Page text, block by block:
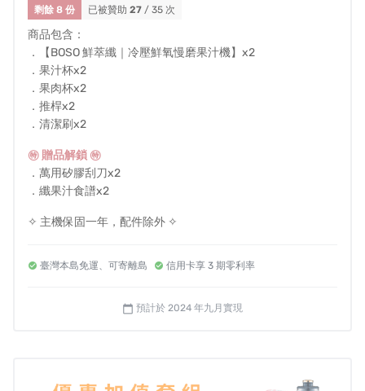
剩餘 8 份 已被贊助 27 / 35 次
商品包含：
．【BOSO 鮮萃纖｜冷壓鮮氧慢磨果汁機】x2
．果汁杯x2
．果肉杯x2
．推桿x2
．清潔刷x2
㊕ 贈品解鎖 ㊕
．萬用矽膠刮刀x2
．纖果汁食譜x2
✧ 主機保固一年，配件除外 ✧
臺灣本島免運、可寄離島 信用卡享 3 期零利率
calendar_today 預計於 2024 年九月實現